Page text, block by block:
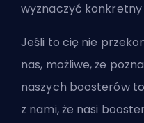
wyznaczyć konkretny
Jeśli to cię nie
nas, możliwe, że
naszych boosterówto
z nami, że nasi